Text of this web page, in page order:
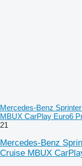
Mercedes-Benz
MBUX CarPlay Euro6
21
Mercedes-Benz
Cruise MBUX